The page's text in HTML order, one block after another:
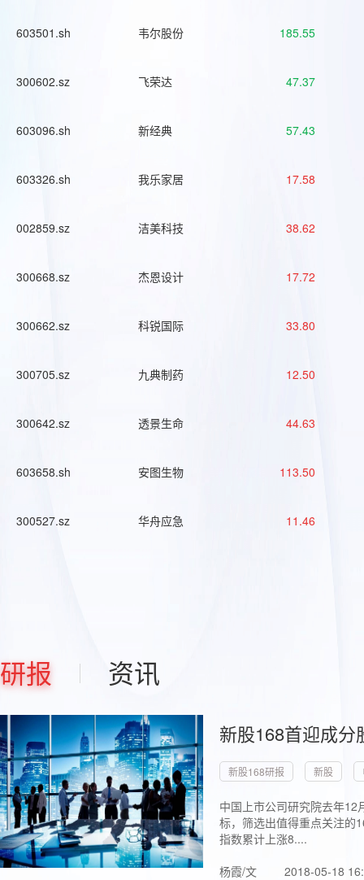
603501.sh 韦尔股份 185.55
300602.sz 飞荣达 47.37
603096.sh 新经典 57.43
603326.sh 我乐家居 17.58
002859.sz 洁美科技 38.62
300668.sz 杰恩设计 17.72
300662.sz 科锐国际 33.80
300705.sz 九典制药 12.50
300642.sz 透景生命 44.63
603658.sh 安图生物 113.50
300527.sz 华舟应急 11.46
研报 资讯
新股168首迎成
新股168研报 新股
中国上市公司研究院去年
标，筛选出值得重点关注的
指数累计上涨8....
杨霞/文
2018-05-18